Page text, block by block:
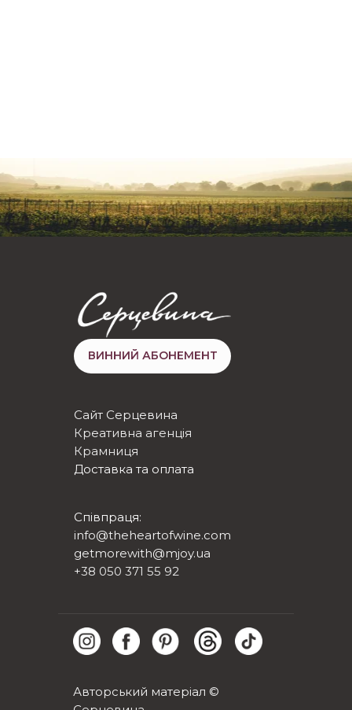
Сайт Серцевина
Креативна агенція
Крамниця
Доставка та оплата
Співпраця:
info@theheartofwine.com
getmorewith@mjoy.ua
+38 050 371 55 92
Авторський матеріал ©
ВИННИЙ АБОНЕМЕНТ